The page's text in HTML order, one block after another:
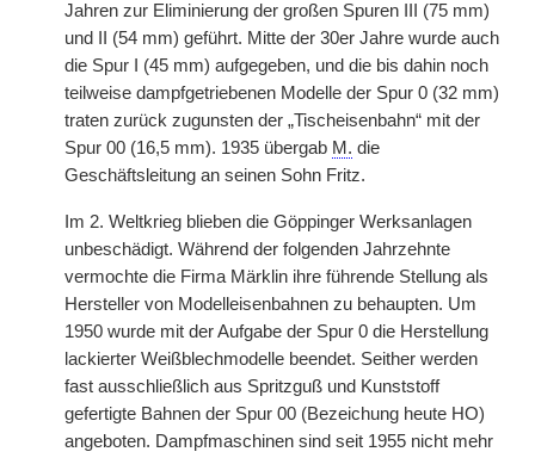
Jahren zur Eliminierung der großen Spuren III (75 mm)
und II (54 mm) geführt. Mitte der 30er Jahre wurde auch
die Spur I (45 mm) aufgegeben, und die bis dahin noch
teilweise dampfgetriebenen Modelle der Spur 0 (32 mm)
traten zurück zugunsten der „Tischeisenbahn“ mit der
Spur 00 (16,5 mm). 1935 übergab M. die
Geschäftsleitung an seinen Sohn Fritz.
Im 2. Weltkrieg blieben die Göppinger Werksanlagen
unbeschädigt. Während der folgenden Jahrzehnte
vermochte die Firma Märklin ihre führende Stellung als
Hersteller von Modelleisenbahnen zu behaupten. Um
1950 wurde mit der Aufgabe der Spur 0 die Herstellung
lackierter Weißblechmodelle beendet. Seither werden
fast ausschließlich aus Spritzguß und Kunststoff
gefertigte Bahnen der Spur 00 (Bezeichung heute HO)
angeboten. Dampfmaschinen sind seit 1955 nicht mehr